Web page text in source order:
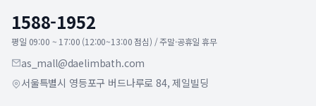
1588-1952
평일 09:00 ~ 17:00 (12:00~13:00 점심) / 주말·공휴일 휴무
as_mall@daelimbath.com
서울특별시 영등포구 버드나루로 84, 제일빌딩